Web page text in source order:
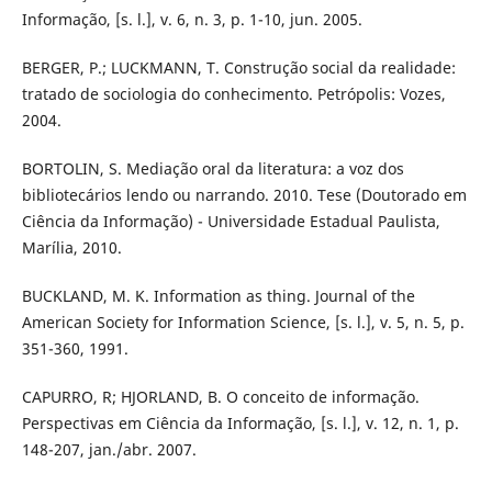
Informação, [s. l.], v. 6, n. 3, p. 1-10, jun. 2005.
BERGER, P.; LUCKMANN, T. Construção social da realidade:
tratado de sociologia do conhecimento. Petrópolis: Vozes,
2004.
BORTOLIN, S. Mediação oral da literatura: a voz dos
bibliotecários lendo ou narrando. 2010. Tese (Doutorado em
Ciência da Informação) - Universidade Estadual Paulista,
Marília, 2010.
BUCKLAND, M. K. Information as thing. Journal of the
American Society for Information Science, [s. l.], v. 5, n. 5, p.
351-360, 1991.
CAPURRO, R; HJORLAND, B. O conceito de informação.
Perspectivas em Ciência da Informação, [s. l.], v. 12, n. 1, p.
148-207, jan./abr. 2007.